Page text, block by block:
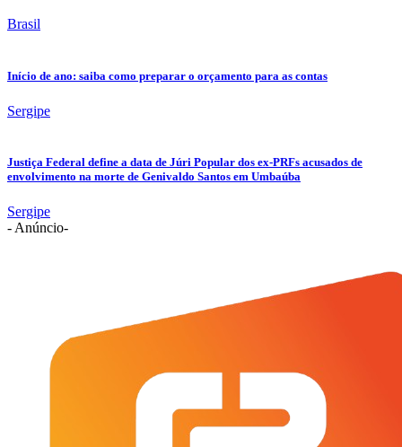
Brasil
Início de ano: saiba como preparar o orçamento para as contas
Sergipe
Justiça Federal define a data de Júri Popular dos ex-PRFs acusados de
envolvimento na morte de Genivaldo Santos em Umbaúba
Sergipe
- Anúncio-